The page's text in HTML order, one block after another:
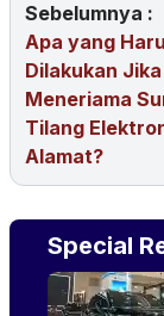
Sebelumnya :
Apa yang
Dilakukan Jika
Meneriama
Tilang
Alamat?
Special